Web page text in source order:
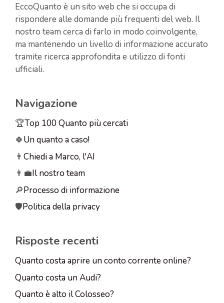
EccoQuanto è un sito web che si occupa di
rispondere alle domande più frequenti del web. Il
nostro team cerca di farlo in modo coinvolgente,
ma mantenendo un livello di informazione accurato
tramite ricerca approfondita e utilizzo di fonti
ufficiali.
Navigazione
🏆Top 100 Quanto più cercati
🍀Un quanto a caso!
👨 Chiedi a Marco, l'AI
👨‍💼Il nostro team
🔎Processo di informazione
🛡️Politica della privacy
Risposte recenti
Quanto costa aprire un conto corrente online?
Quanto costa un Audi?
Quanto è alto il Colosseo?